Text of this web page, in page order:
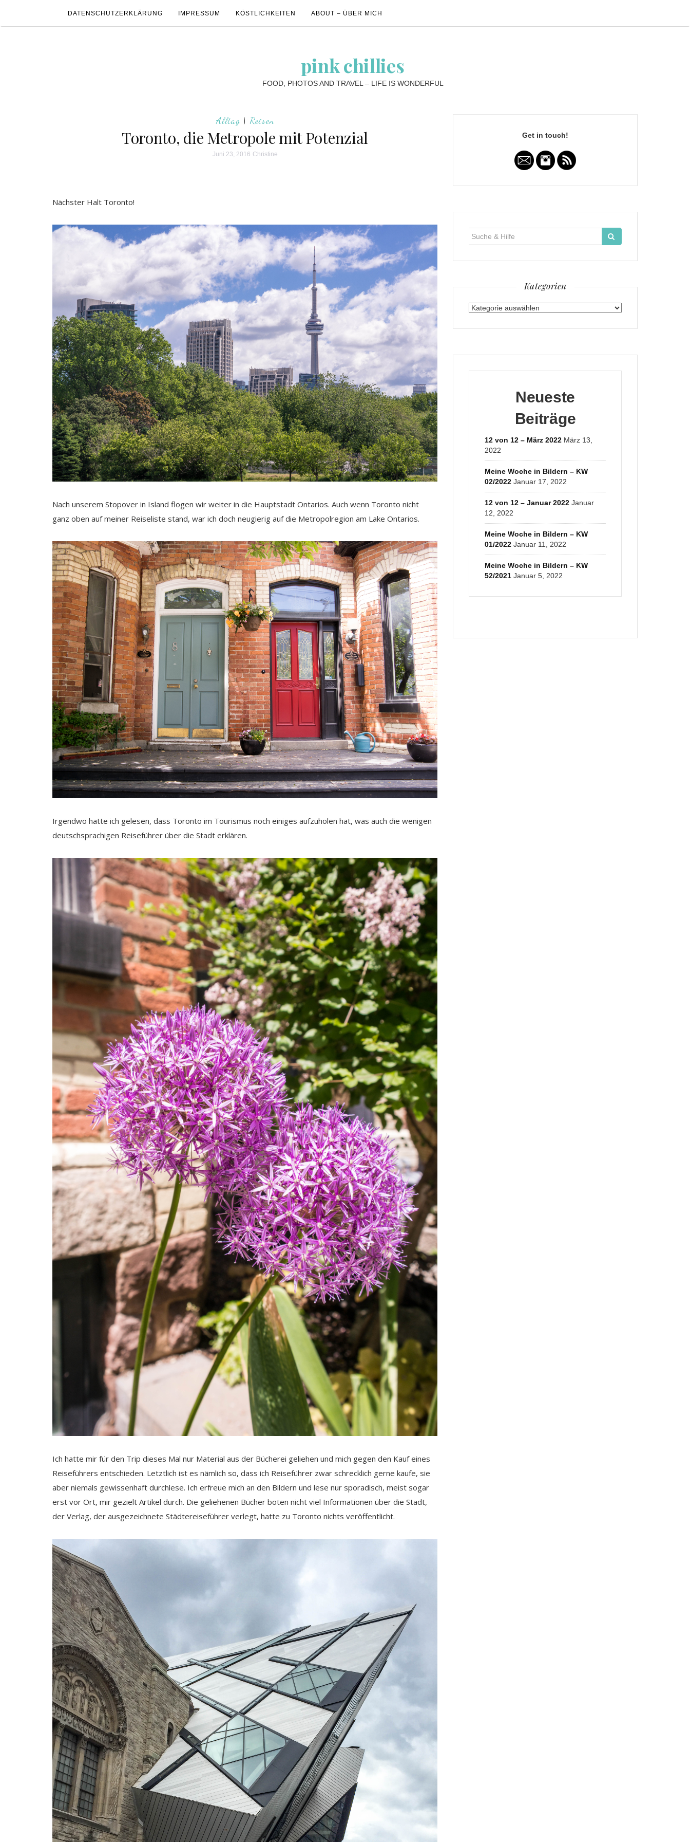
DATENSCHUTZERKLÄRUNG IMPRESSUM KÖSTLICHKEITEN ABOUT – ÜBER MICH
pink chillies
FOOD, PHOTOS AND TRAVEL – LIFE IS WONDERFUL
Alltag| Reisen
Toronto, die Metropole mit Potenzial
Juni 23, 2016 Christine
Nächster Halt Toronto!
Nach unserem Stopover in Island flogen wir weiter in die Hauptstadt Ontarios. Auch wenn Toronto nicht
ganz oben auf meiner Reiseliste stand, war ich doch neugierig auf die Metropolregion am Lake Ontarios.
Irgendwo hatte ich gelesen, dass Toronto im Tourismus noch einiges aufzuholen hat, was auch die wenigen
deutschsprachigen Reiseführer über die Stadt erklären.
Ich hatte mir für den Trip dieses Mal nur Material aus der Bücherei geliehen und mich gegen den Kauf eines
Reiseführers entschieden. Letztlich ist es nämlich so, dass ich Reiseführer zwar schrecklich gerne kaufe, sie
aber niemals gewissenhaft durchlese. Ich erfreue mich an den Bildern und lese nur sporadisch, meist sogar
erst vor Ort, mir gezielt Artikel durch. Die geliehenen Bücher boten nicht viel Informationen über die Stadt,
der Verlag, der ausgezeichnete Städtereiseführer verlegt, hatte zu Toronto nichts veröffentlicht.
Get in touch!
Kategorien
Kategorien
Neueste
Beiträge
12 von 12 – März 2022 März 13,
2022
Meine Woche in Bildern – KW
02/2022 Januar 17, 2022
12 von 12 – Januar 2022 Januar
12, 2022
Meine Woche in Bildern – KW
01/2022 Januar 11, 2022
Meine Woche in Bildern – KW
52/2021 Januar 5, 2022